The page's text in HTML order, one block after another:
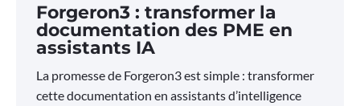
Forgeron3 : transformer la
documentation des PME en
assistants IA
La promesse de Forgeron3 est simple : transformer
cette documentation en assistants d’intelligence